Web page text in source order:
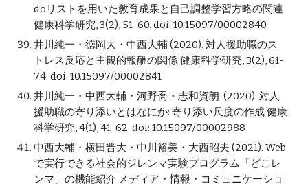
doリストを用いた教育成果と自己調整学習方略の関連
健康科学研究, 3(2), 51-60. doi: 10.15097/00002840
井川純一 ・徳岡大 ・中西大輔 (2020). 対人援助職のス
トレス反応と主観的報酬の関係 健康科学研究, 3(2), 61-
74. doi: 10.15097/00002841
井川純一 ・中西大輔 ・河野喬・志和資朗 (2020). 対人
援助職の寄り添いとはなにか: 寄り添い尺度の作成 健康
科学研究, 4(1), 41-62. doi: 10.15097/00002988
中西大輔・横田晋大・中川裕美・大西昭夫 (2021). Web
で実行できる社会的ジレンマ実験プログラム「どこレ
ンマ」の機能紹介 メディア・情報・コミュニケーショ